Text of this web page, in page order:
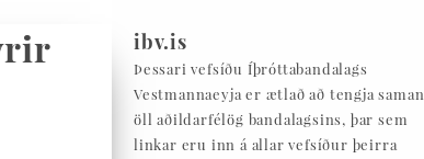
ibv.is
Þessari vefsíðu Íþróttabandalags
Vestmannaeyja er ætlað að tengja saman
öll aðildarfélög bandalagsins, þar sem
linkar eru inn á allar vefsíður þeirra